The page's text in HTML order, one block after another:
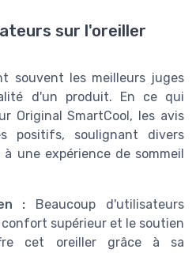
sur l'oreiller
souvent les meilleurs juges
d'un produit. En ce qui
Original SmartCool, les avis
positifs, soulignant divers
une expérience de sommeil
: Beaucoup d'utilisateurs
supérieur et le soutien
cet oreiller grâce à sa